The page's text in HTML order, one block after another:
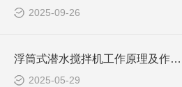
2025-09-26
浮筒式潜水搅拌机工作原理及作用特点、安装图、CAD结构图
2025-05-29